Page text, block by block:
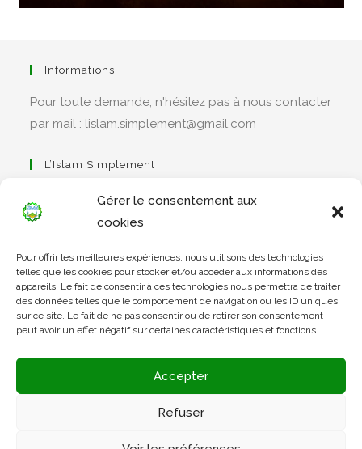
Gérer le consentement aux
cookies
Pour offrir les meilleures expériences, nous utilisons des technologies
telles que les cookies pour stocker et/ou accéder aux informations des
appareils. Le fait de consentir à ces technologies nous permettra de traiter
des données telles que le comportement de navigation ou les ID uniques
sur ce site. Le fait de ne pas consentir ou de retirer son consentement
peut avoir un effet négatif sur certaines caractéristiques et fonctions.
Accepter
Refuser
Informations
Pour toute demande, n'hésitez pas à nous contacter
par mail : lislam.simplement@gmail.com
L’Islam Simplement
dans
un
nouvel
onglet
Apprendre Le Coran Simplement